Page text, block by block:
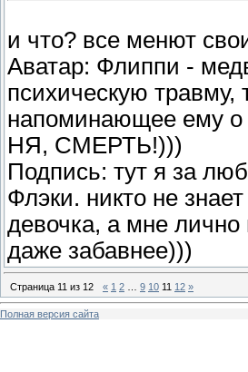
и что? все менют
Аватар: Флиппи -
психическую
напоминающее ему о
НЯ, СМЕРТЬ!)))
Подпись: тут я за
Флэки. никто не
девочка, а мне лично
даже забавнее)))
Страница 11 из 12 « 1 2 9 10 11 12 »
Полная версия сайта